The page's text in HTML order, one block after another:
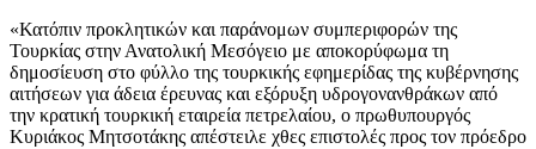
«Κατόπιν προκλητικών και παράνομων συμπεριφορών της
Τουρκίας στην Ανατολική Μεσόγειο με αποκορύφωμα τη
δημοσίευση στο φύλλο της τουρκικής εφημερίδας της κυβέρνησης
αιτήσεων για άδεια έρευνας και εξόρυξη υδρογονανθράκων από
την κρατική τουρκική εταιρεία πετρελαίου, ο πρωθυπουργός
Κυριάκος Μητσοτάκης απέστειλε χθες επιστολές προς τον πρόεδρο